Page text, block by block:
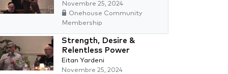
Novembre 25, 2024
Onehouse Community
Membership
Strength, Desire &
Relentless Power
Eitan Yardeni
Novembre 25, 2024